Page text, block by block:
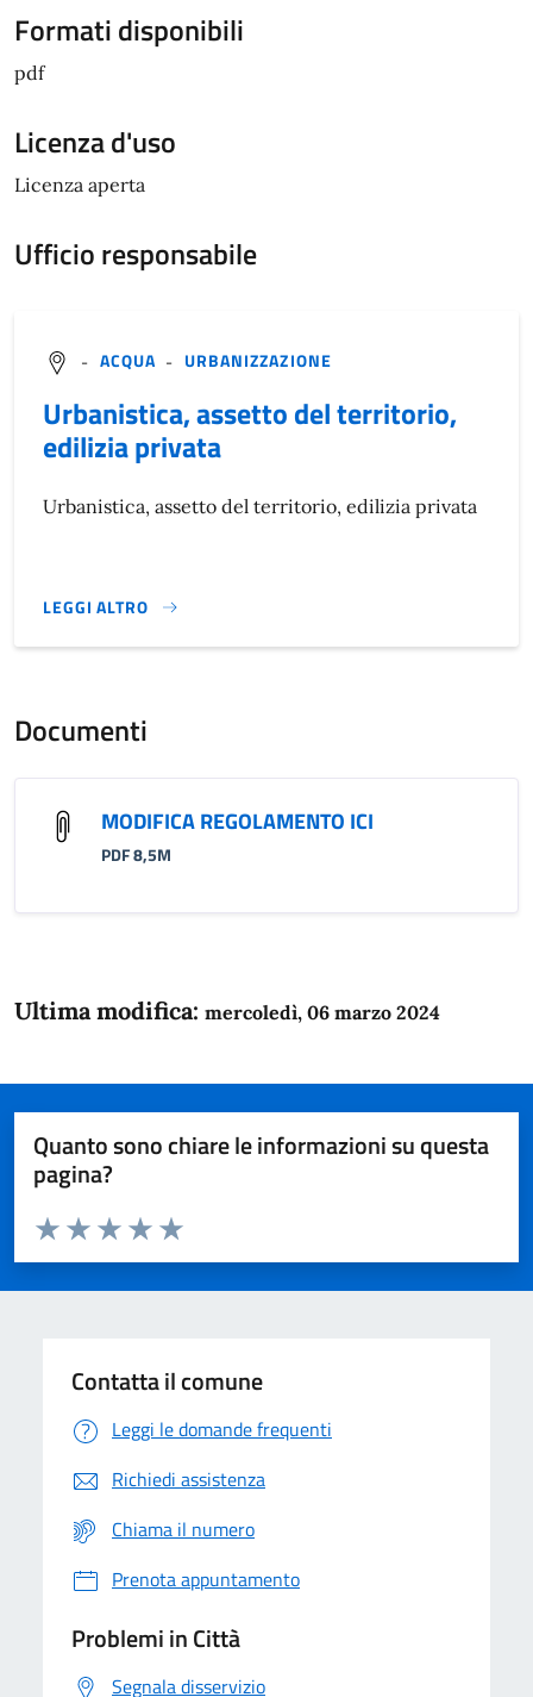
Formati disponibili
pdf
Licenza d'uso
Licenza aperta
Ufficio responsabile
- ACQUA - URBANIZZAZIONE
Urbanistica, assetto del territorio,
edilizia privata
Urbanistica, assetto del territorio, edilizia privata
LEGGI ALTRO
}
Documenti
MODIFICA REGOLAMENTO ICI
PDF 8,5M
Ultima modifica: mercoledì, 06 marzo 2024
Quanto sono chiare le informazioni su questa
pagina?
Domanda
Valuta da 1 a 5 stelle la pagina
Valuta 5 stelle su 5
Valuta 4 stelle su 5
Valuta 3 stelle su 5
Valuta 2 stelle su 5
Valuta 1 stelle su 5
Contatta il comune
Leggi le domande frequenti
Richiedi assistenza
Chiama il numero
Prenota appuntamento
Problemi in Città
Segnala disservizio